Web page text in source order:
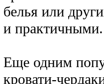
белья или
и практичными.
Еще одним
кровати-